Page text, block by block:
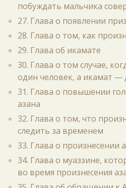
побуждать мальчика
27. Глава о появлении
28. Глава о том, как
29. Глава об икамате
30. Глава о том случае,
один человек, а икамат —
31. Глава о повышении
азана
32. Глава о том, что
следить за временем
33. Глава о произнесении
34. Глава о муаззине,
во время произнесения